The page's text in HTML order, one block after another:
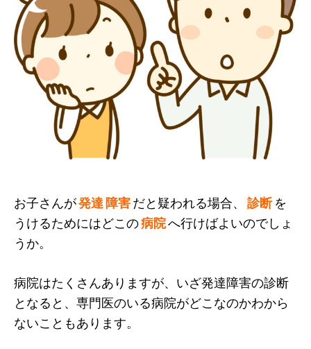
お子さんが発達 障害だと疑われる場合、 診断を
うけるためにはどこの病院へ行けばよいのでしょ
うか。
病院はたくさんありますが、いざ発達障害の診断
となると、専門医のいる病院がどこなのかわから
ないこともあります。